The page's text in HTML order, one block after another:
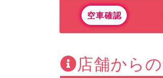
空車確認
店舗から